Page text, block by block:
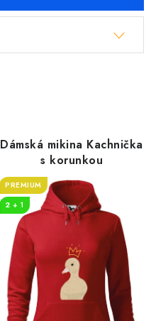
Dámská mikina Kachnička
s korunkou
PREMIUM
2 + 1